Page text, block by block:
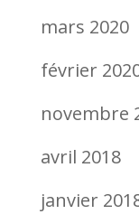
mars 2020
février
novembre
avril 2018
janvier